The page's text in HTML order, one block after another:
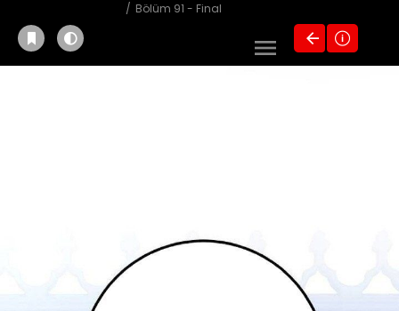
Bölüm 91 - Final